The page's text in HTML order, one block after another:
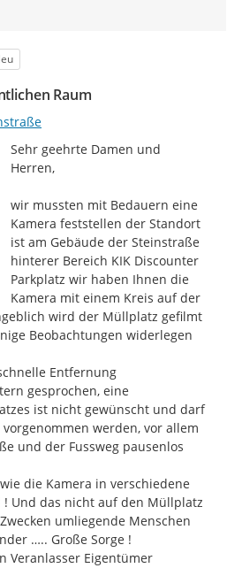
Raum
Sehr geehrte Damen und
Herren,
wir mussten mit Bedauern eine
Kamera feststellen der Standort
ist am Gebäude der Steinstraße
hinterer Bereich KIK Discounter
Parkplatz wir haben Ihnen die
Kamera mit einem Kreis auf der
wird der Müllplatz gefilmt
Beobachtungen widerlegen
Entfernung
gesprochen, eine
ist nicht gewünscht und darf
werden, vor allem
und der Fussweg pausenlos
die Kamera in verschiedene
Und das nicht auf den Müllplatz
umliegende Menschen
….. Große Sorge !
Veranlasser Eigentümer